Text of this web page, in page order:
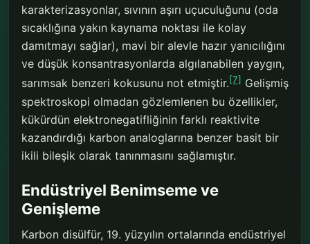
karakterizasyonlar, sıvının aşırı uçuculuğunu (oda
sıcaklığına yakın kaynama noktası ile kolay
damıtmayı sağlar), mavi bir alevle hazır yanıcılığını
ve düşük konsantrasyonlarda algılanabilen yaygın,
sarımsak benzeri kokusunu not etmiştir.[7] Gelişmiş
spektroskopi olmadan gözlemlenen bu özellikler,
kükürdün elektronegatifliğinin farklı reaktivite
kazandırdığı karbon analoglarına benzer basit bir
ikili bileşik olarak tanınmasını sağlamıştır.
Endüstriyel Benimseme ve
Genişleme
Karbon disülfür, 19. yüzyılın ortalarında endüstriyel